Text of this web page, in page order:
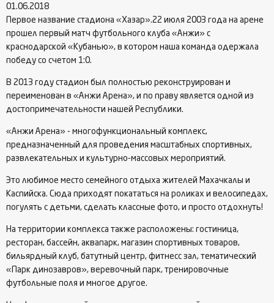
01.06.2018
Первое название стадиона «Хазар».22 июля 2003 года на арене
прошел первый матч футбольного клуба «Анжи» с
краснодарской «Кубанью», в котором наша команда одержала
победу со счетом 1:0.
В 2013 году стадион был полностью реконструирован и
переименован в «Анжи Арена», и по праву является одной из
достопримечательности нашей Республики.
«Анжи Арена» - многофункциональный комплекс,
предназначенный для проведения масштабных спортивных,
развлекательных и культурно-массовых мероприятий.
Это любимое место семейного отдыха жителей Махачкалы и
Каспийска. Сюда приходят покататься на роликах и велосипедах,
погулять с детьми, сделать классные фото, и просто отдохнуть!
На территории комплекса также расположены: гостиница,
ресторан, бассейн, аквапарк, магазин спортивных товаров,
бильярдный клуб, батутный центр, фитнесс зал, тематический
«Парк динозавров», веревочный парк, тренировочные
футбольные поля и многое другое.